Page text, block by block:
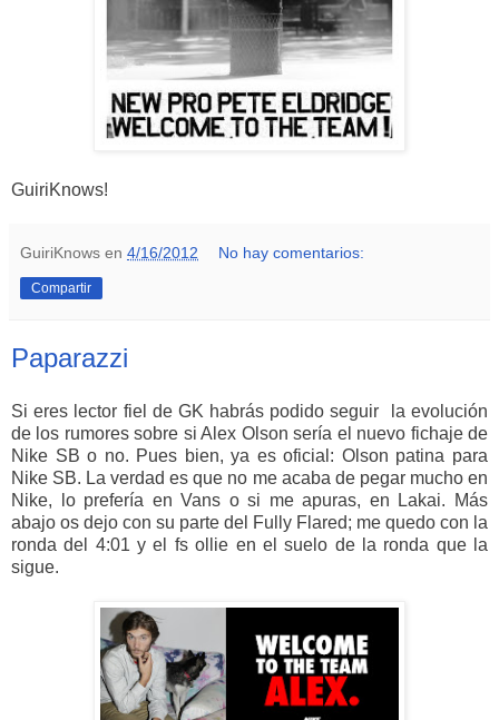
GuiriKnows!
GuiriKnows en 4/16/2012 No hay comentarios:
Compartir
Paparazzi
Si eres lector fiel de GK habrás podido seguir la evolución
de los rumores sobre si Alex Olson sería el nuevo fichaje de
Nike SB o no. Pues bien, ya es oficial: Olson patina para
Nike SB. La verdad es que no me acaba de pegar mucho en
Nike, lo prefería en Vans o si me apuras, en Lakai. Más
abajo os dejo con su parte del Fully Flared; me quedo con la
ronda del 4:01 y el fs ollie en el suelo de la ronda que la
sigue.